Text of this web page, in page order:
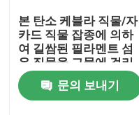
공장 투어
품질 관리
본 탄소 케블라 직물/자
카드 직물 잡종에 의하
여 길쌈된 필라멘트 섬
유 직물을 그물에 걸리
십시오
문의 보내기